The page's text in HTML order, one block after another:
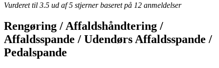
Vurderet til 3.5 ud af 5 stjerner baseret på 12 anmeldelser
Rengøring / Affaldshåndtering /
Affaldsspande / Udendørs Affaldsspande /
Pedalspande